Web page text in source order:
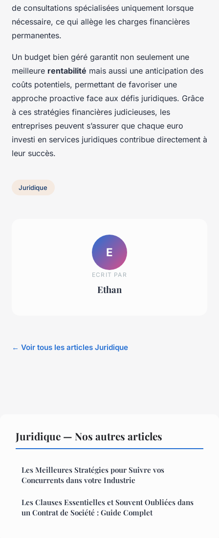
de consultations spécialisées uniquement lorsque
nécessaire, ce qui allège les charges financières
permanentes.
Un budget bien géré garantit non seulement une
meilleure rentabilité mais aussi une anticipation des
coûts potentiels, permettant de favoriser une
approche proactive face aux défis juridiques. Grâce
à ces stratégies financières judicieuses, les
entreprises peuvent s’assurer que chaque euro
investi en services juridiques contribue directement à
leur succès.
Juridique
E
ECRIT PAR
Ethan
← Voir tous les articles Juridique
Juridique — Nos autres articles
Les Meilleures Stratégies pour Suivre vos
Concurrents dans votre Industrie
Les Clauses Essentielles et Souvent Oubliées dans
un Contrat de Société : Guide Complet